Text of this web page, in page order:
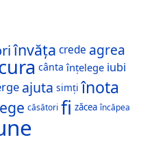
învăța crede agrea
cânta înțelege iubi
ajuta simți înota
căsători fi zăcea încăpea